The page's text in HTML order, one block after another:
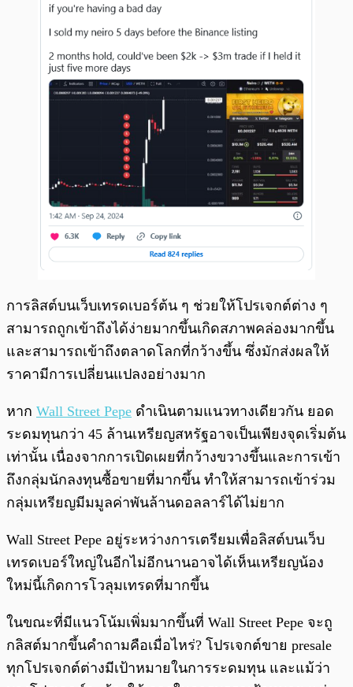
การลิสต์บนเว็บเทรดเบอร์ต้น ๆ ช่วยให้โปรเจกต์ต่าง ๆ
สามารถถูกเข้าถึงได้ง่ายมากขึ้นเกิดสภาพคล่องมากขึ้น
และสามารถเข้าถึงตลาดโลกที่กว้างขึ้น ซึ่งมักส่งผลให้
ราคามีการเปลี่ยนแปลงอย่างมาก
หาก Wall Street Pepe ดำเนินตามแนวทางเดียวกัน ยอด
ระดมทุนกว่า 45 ล้านเหรียญสหรัฐอาจเป็นเพียงจุดเริ่มต้น
เท่านั้น เนื่องจากการเปิดเผยที่กว้างขวางขึ้นและการเข้า
ถึงกลุ่มนักลงทุนซื้อขายที่มากขึ้น ทำให้สามารถเข้าร่วม
กลุ่มเหรียญมีมมูลค่าพันล้านดอลลาร์ได้ไม่ยาก
Wall Street Pepe อยู่ระหว่างการเตรียมเพื่อลิสต์บนเว็บ
เทรดเบอร์ใหญ่ในอีกไม่อีกนานอาจได้เห็นเหรียญน้อง
ใหม่นี้เกิดการโวลุมเทรดที่มากขึ้น
ในขณะที่มีแนวโน้มเพิ่มมากขึ้นที่ Wall Street Pepe จะถู
กลิสต์มากขึ้นคำถามคือเมื่อไหร่? โปรเจกต์ขาย presale
ทุกโปรเจกต์ต่างมีเป้าหมายในการระดมทุน และแม้ว่า